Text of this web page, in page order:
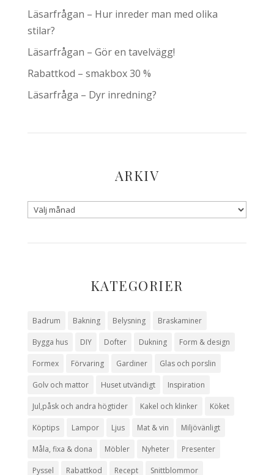
Läsarfrågan – Hur inreder man med olika
stilar?
Läsarfrågan – Gör en tavelvägg!
Rabattkod – smakbox 30 %
Läsarfråga – Dyr inredning?
ARKIV
KATEGORIER
Badrum Bakning Belysning Braskaminer
Bygga hus DIY Dofter Dukning Form & design
Formex Förvaring Gardiner Glas och porslin
Golv och mattor Huset utvändigt Inspiration
Jul,påsk och andra högtider Kakel och klinker Köket
Köptips Lampor Ljus Mat & vin Miljövänligt
Måla, fixa & dona Möbler Nyheter Presenter
Pyssel Rabattkod Recept Snittblommor